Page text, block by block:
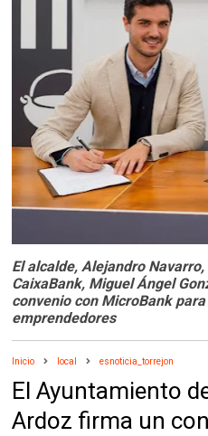
El alcalde, Alejandro
CaixaBank, Miguel Ángel
convenio con MicroBank
emprendedores
Inicio local esnoticia_torrejon
El Ayuntamiento
Ardoz firma un